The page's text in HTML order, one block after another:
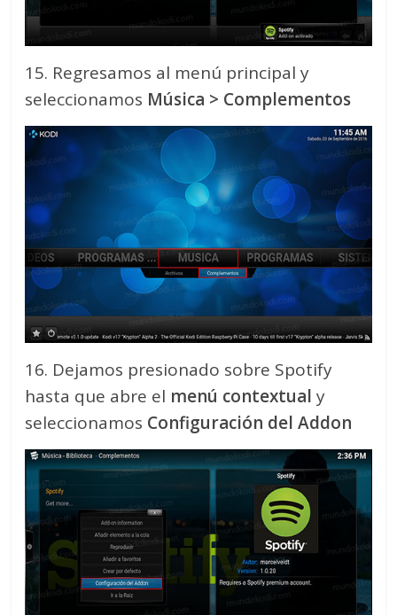
15. Regresamos al menú principal y
seleccionamos Música > Complementos
16. Dejamos presionado sobre Spotify
hasta que abre el menú contextual y
seleccionamos Configuración del Addon